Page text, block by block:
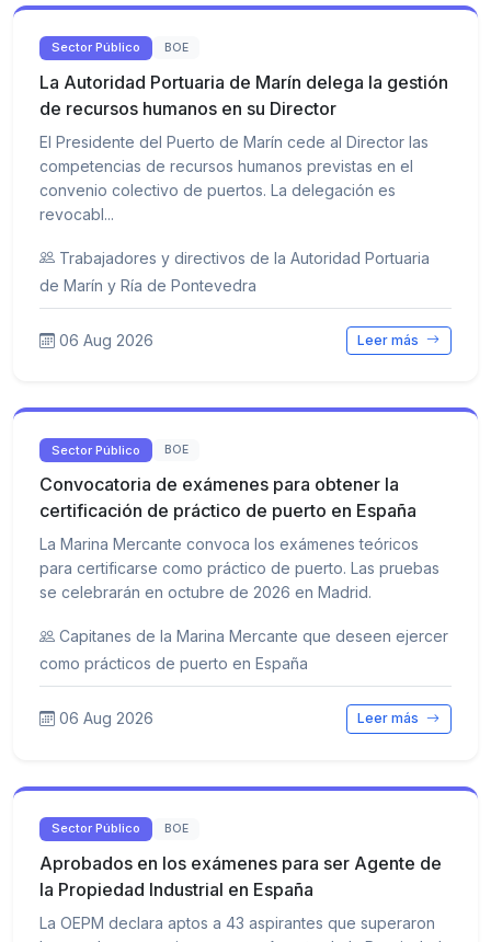
Sector Público BOE
La Autoridad Portuaria de Marín delega la gestión
de recursos humanos en su Director
El Presidente del Puerto de Marín cede al Director las
competencias de recursos humanos previstas en el
convenio colectivo de puertos. La delegación es
revocabl...
Trabajadores y directivos de la Autoridad Portuaria
de Marín y Ría de Pontevedra
06 Aug 2026 Leer más
Sector Público BOE
Convocatoria de exámenes para obtener la
certificación de práctico de puerto en España
La Marina Mercante convoca los exámenes teóricos
para certificarse como práctico de puerto. Las pruebas
se celebrarán en octubre de 2026 en Madrid.
Capitanes de la Marina Mercante que deseen ejercer
como prácticos de puerto en España
06 Aug 2026 Leer más
Sector Público BOE
Aprobados en los exámenes para ser Agente de
la Propiedad Industrial en España
La OEPM declara aptos a 43 aspirantes que superaron